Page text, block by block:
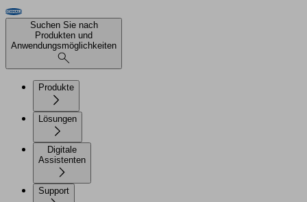
Suchen Sie nach
Produkten und
Anwendungsmöglichkeiten
Produkte
Lösungen
Digitale
Assistenten
Support